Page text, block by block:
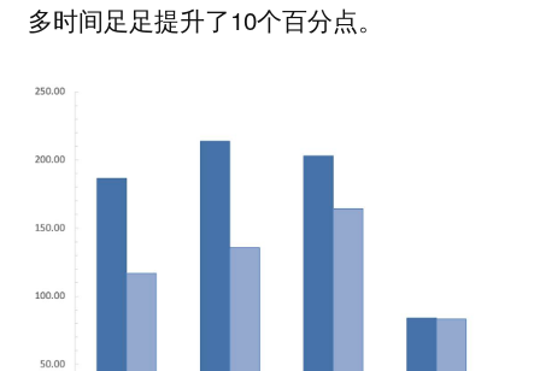
多时间足足提升了10个百分点。